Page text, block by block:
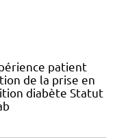
patient
de la prise en
diabète Statut